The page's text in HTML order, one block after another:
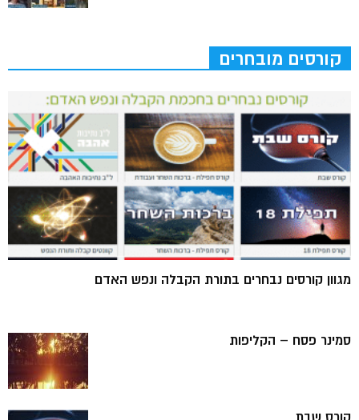
קורסים מובחרים
מגוון קורסים נבחרים בתורת הקבלה ונפש האדם
סמינר פסח – הקליפות